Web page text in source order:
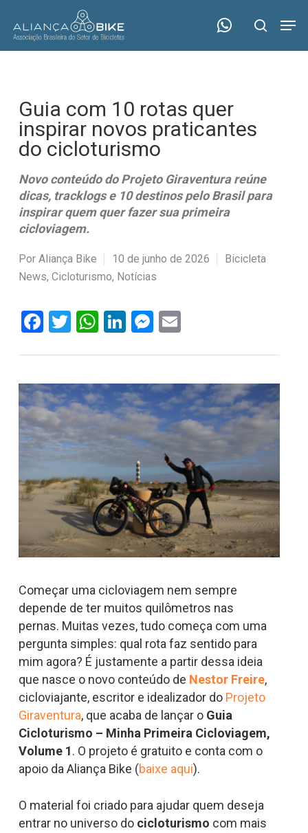
main
search
Guia com 10 rotas quer
inspirar novos praticantes
do cicloturismo
Novo conteúdo do Projeto Giraventura reúne
dicas, tracklogs e 10 destinos pelo Brasil para
inspirar quem quer fazer sua primeira
cicloviagem.
Por Aliança Bike 10 de junho de 2026
Bicicleta
News, Cicloturismo, Notícias
Facebook
Twitter
WhatsApp
LinkedIn
Messenger
Email
Começar uma cicloviagem nem sempre
depende de ter muitos quilômetros nas
pernas. Muitas vezes, tudo começa com uma
pergunta simples: qual rota faz sentido para
mim agora? É justamente a partir dessa ideia
que nasce o novo conteúdo de Nestor Freire,
cicloviajante, escritor e idealizador do Projeto
Giraventura, que acaba de lançar o Guia
Cicloturismo – Minha Primeira Cicloviagem,
Volume 1. O projeto é gratuito e conta com o
apoio da Aliança Bike (baixe aqui).
O material foi criado para ajudar quem deseja
entrar no universo do cicloturismo com mais